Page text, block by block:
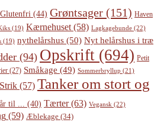
Glutenfri (44) Grøntsager (151) Haven
(19) Kærnehuset (58) Lagkagebunde (22)
(19) nythelårshus (50) Nyt helårshus i træ
(94) Opskrift (694) Petit
(27) Småkage (49) Sommerbryllup (21)
Strik (57) Tanker om stort og
til ... (40) Tærter(63) Vegansk (22)
(59) Æblekage (34)